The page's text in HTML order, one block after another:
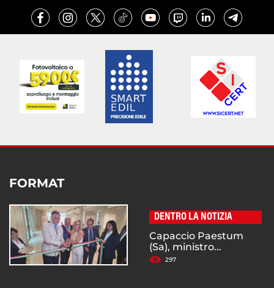
FORMAT
DENTRO LA NOTIZIA
Capaccio Paestum
(Sa), ministro...
297